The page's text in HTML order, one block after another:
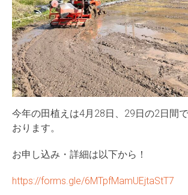
今年の田植えは4月28日、29日の2日間
おります。
お申し込み・詳細は以下から！
https://forms.gle/6MTpfMamUEjtaStT7